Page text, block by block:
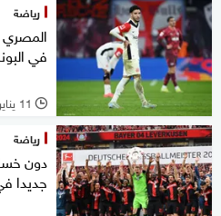
رياضة
في
l 11 يناير 2025
رياضة
دون
جديدا